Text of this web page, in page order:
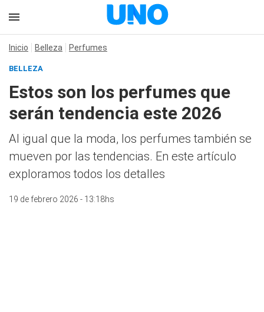
Inicio Belleza Perfumes
BELLEZA
Estos son los perfumes que
serán tendencia este 2026
Al igual que la moda, los perfumes también se
mueven por las tendencias. En este artículo
exploramos todos los detalles
19 de febrero 2026 - 13:18hs